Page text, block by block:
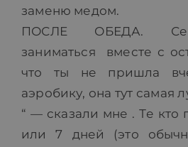
заменю медом.
ПОСЛЕ ОБЕДА.
заниматься вместе с
что ты не пришла
аэробику, она тут самая
“ — сказали мне . Те кто
или 7 дней (это